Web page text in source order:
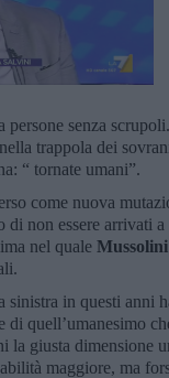
persone senza
trappola dei
“ tornate umani”.
come nuova
non essere arrivati
nel quale Mussolini
sinistra in questi
di quell’umanesimo
la giusta dimensione
maggiore, ma